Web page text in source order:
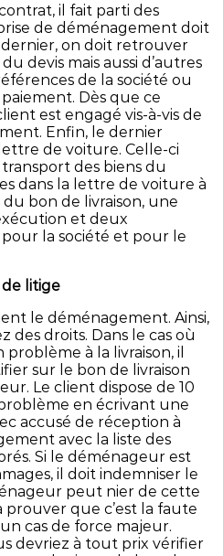
il fait parti des
de déménagement doit
on doit retrouver
devis mais aussi d’autres
de la société ou
Dès que ce
est engagé vis-à-vis de
Enfin, le dernier
de voiture. Celle-ci
des biens du
dans la lettre de voiture à
bon de livraison, une
et deux
la société et pour le
de litige
le déménagement. Ainsi,
des droits. Dans le cas où
à la livraison, il
sur le bon de livraison
Le client dispose de 10
en écrivant une
accusé de réception à
avec la liste des
Si le déménageur est
il doit indemniser le
peut nier de cette
prouver que c’est la faute
cas de force majeur.
devriez à tout prix vérifier